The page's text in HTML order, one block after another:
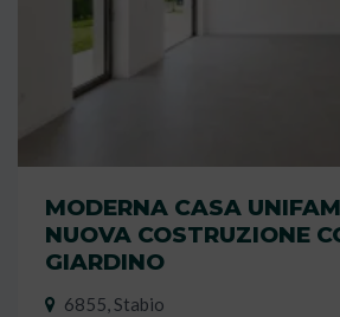
MODERNA CASA
NUOVA COSTRUZIONE
GIARDINO
6855, Stabio